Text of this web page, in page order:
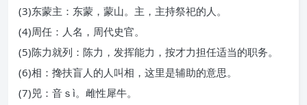
(3)东蒙主：东蒙，蒙山。主，主持祭祀的人。
(4)周任：人名，周代史官。
(5)陈力就列：陈力，发挥能力，按才力担任适当的职务。
(6)相：搀扶盲人的人叫相，这里是辅助的意思。
(7)兕：音ｓì。雌性犀牛。